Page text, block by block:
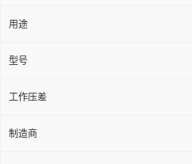
用途
型号
工作压差
制造商